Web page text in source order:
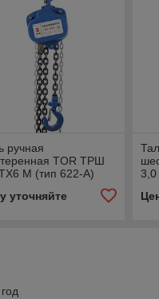
ручная
TOR ТРШ
М (тип 622-A)
уточняйте